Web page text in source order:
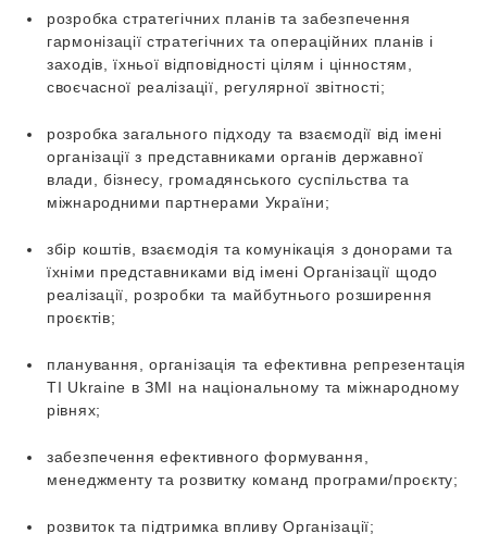
розробка стратегічних планів та забезпечення
гармонізації стратегічних та операційних планів і
заходів, їхньої відповідності цілям і цінностям,
своєчасної реалізації, регулярної звітності;
розробка загального підходу та взаємодії від імені
організації з представниками органів державної
влади, бізнесу, громадянського суспільства та
міжнародними партнерами України;
збір коштів, взаємодія та комунікація з донорами та
їхніми представниками від імені Організації щодо
реалізації, розробки та майбутнього розширення
проєктів;
планування, організація та ефективна репрезентація
ТІ Ukraine в ЗМІ на національному та міжнародному
рівнях;
забезпечення ефективного формування,
менеджменту та розвитку команд програми/проєкту;
розвиток та підтримка впливу Організації;